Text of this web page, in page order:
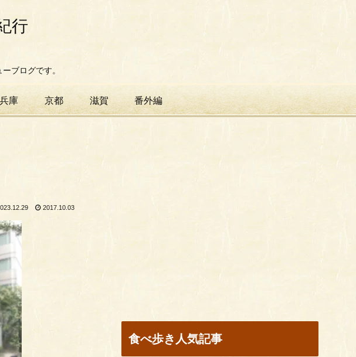
行
ブログです。
兵庫 京都 滋賀 番外編
2017.10.03
食べ歩き人気記事